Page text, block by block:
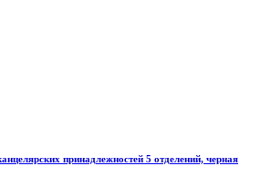
принадлежностей 5 отделений, черная